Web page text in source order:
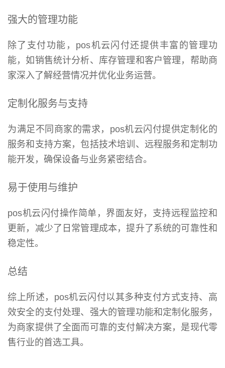
强大的管理功能
除了支付功能，pos机云闪付还提供丰富的管理功
能，如销售统计分析、库存管理和客户管理，帮助商
家深入了解经营情况并优化业务运营。
定制化服务与支持
为满足不同商家的需求，pos机云闪付提供定制化的
服务和支持方案，包括技术培训、远程服务和定制功
能开发，确保设备与业务紧密结合。
易于使用与维护
pos机云闪付操作简单，界面友好，支持远程监控和
更新，减少了日常管理成本，提升了系统的可靠性和
稳定性。
总结
综上所述，pos机云闪付以其多种支付方式支持、高
效安全的支付处理、强大的管理功能和定制化服务，
为商家提供了全面而可靠的支付解决方案，是现代零
售行业的首选工具。